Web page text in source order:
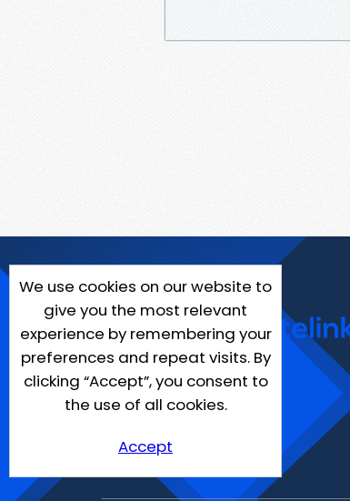
We use cookies on our website to
give you the most relevant
experience by remembering your
preferences and repeat visits. By
clicking “Accept”, you consent to
the use of all cookies.
Accept